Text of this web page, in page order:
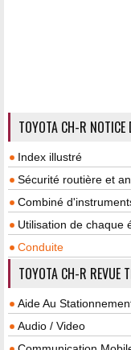
TOYOTA CH-R NOTICE
Index illustré
Sécurité routière et
Combiné
Utilisation de chaque
Conduite
TOYOTA CH-R REVUE
Aide Au
Audio / Video